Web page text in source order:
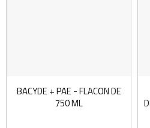
BACYDE + PAE - FLACON DE
750 ML